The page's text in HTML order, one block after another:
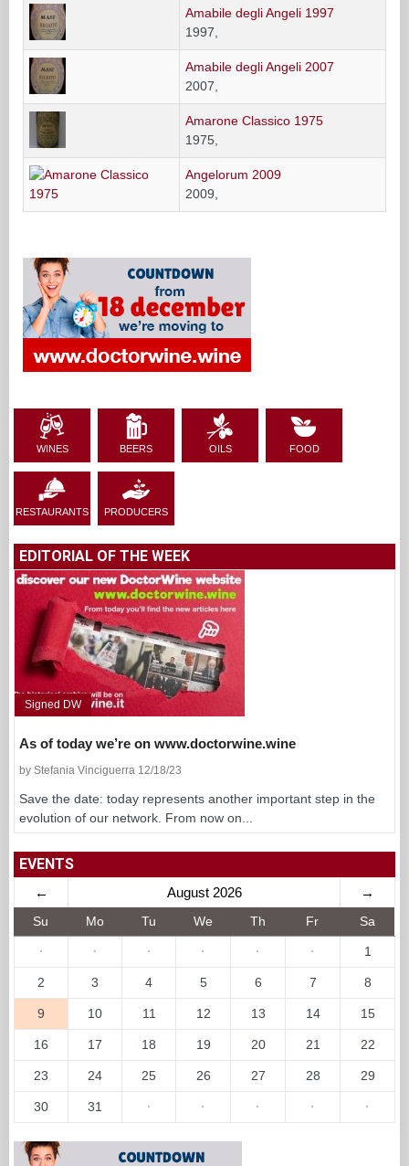
Amabile degli Angeli 1997
1997,
Amabile degli Angeli 2007
2007,
Amarone Classico 1975
1975,
Angelorum 2009
2009,
WINES BEERS OILS FOOD
RESTAURANTS PRODUCERS
EDITORIAL OF THE WEEK
Signed DW
As of today we’re on www.doctorwine.wine
by Stefania Vinciguerra 12/18/23
Save the date: today represents another important step in the
evolution of our network. From now on...
EVENTS
← August 2026 →
Su Mo Tu We Th Fr Sa
· · · · · · 1
2 3 4 5 6 7 8
9 10 11 12 13 14 15
16 17 18 19 20 21 22
23 24 25 26 27 28 29
30 31 · · · · ·